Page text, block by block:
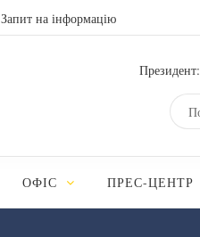
Запит на інформацію
Президент:
ОФІС ПРЕС-ЦЕНТР